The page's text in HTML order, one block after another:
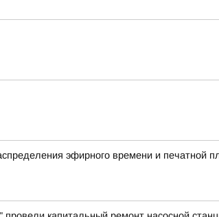
эфирного времени и печатной